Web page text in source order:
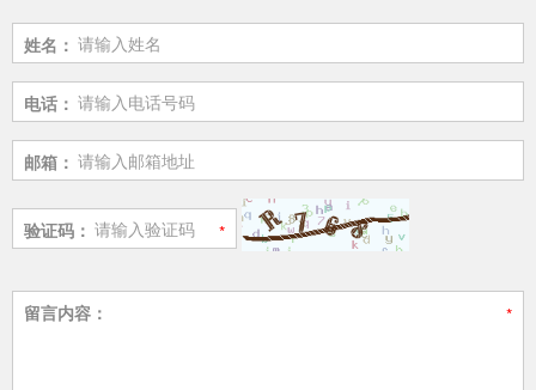
姓名：
电话：
邮箱：
验证码：
留言内容：